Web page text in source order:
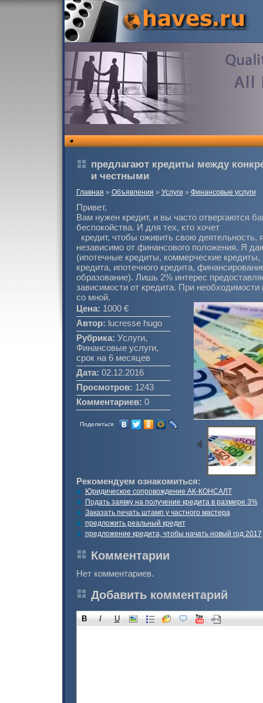
предлагают кредиты между
и честными
Главная » Объявления » Услуги » Финансовые услуги
Привет,
Вам нужен кредит, и вы часто отвергаются
беспокойства. И для тех, кто хочет
кредит, чтобы оживить свою деятельность,
независимо от финансового положения. Я
(ипотечные кредиты, коммерческие
кредита, ипотечного кредита,
образование). Лишь 2% интерес
зависимости от кредита. При необходимости
со мной.
Цена: 1000 €
Автор: lucresse hugo
Рубрика: Услуги,
Финансовые услуги,
срок на 6 месяцев
Дата: 02.12.2016
Просмотров: 1243
Комментариев: 0
Поделиться
Рекомендуем ознакомиться:
Юридическое сопровождение АК-КОНСАЛТ
Подать заявку на получение кредита в размере 3%
Заказать печать штамп у частного мастера
предложить реальный кредит
предложение кредита, чтобы начать новый год 2017
Комментарии
Нет комментариев.
Добавить комментарий
B I U